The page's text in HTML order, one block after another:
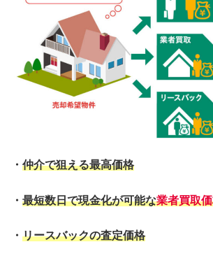
・ 仲介で狙える最高価格
・ 最短数日で現金化が可能な業者買取
・ リースバックの査定価格